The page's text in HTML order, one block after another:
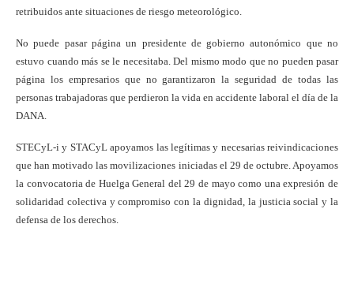
retribuidos ante situaciones de riesgo meteorológico.
No puede pasar página un presidente de gobierno autonómico que no
estuvo cuando más se le necesitaba. Del mismo modo que no pueden pasar
página los empresarios que no garantizaron la seguridad de todas las
personas trabajadoras que perdieron la vida en accidente laboral el día de la
DANA.
STECyL-i y STACyL apoyamos las legítimas y necesarias reivindicaciones
que han motivado las movilizaciones iniciadas el 29 de octubre. Apoyamos
la convocatoria de Huelga General del 29 de mayo como una expresión de
solidaridad colectiva y compromiso con la dignidad, la justicia social y la
defensa de los derechos.